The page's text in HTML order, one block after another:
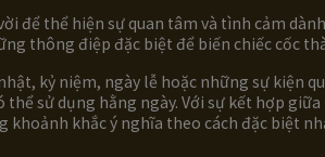
để thể hiện sự quan tâm và tình cảm
thông điệp đặc biệt để biến chiếc cốc
kỷ niệm, ngày lễ hoặc những sự kiện
sử dụng hằng ngày. Với sự kết hợp
khắc ý nghĩa theo cách đặc biệt